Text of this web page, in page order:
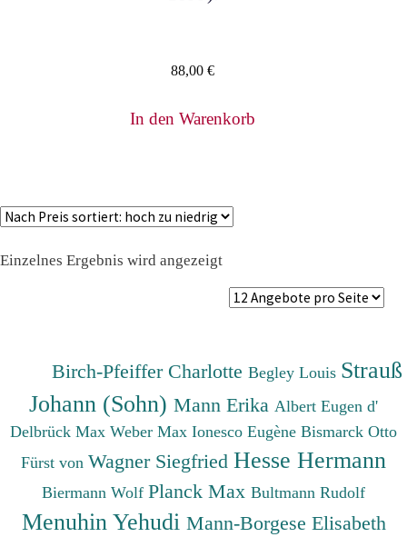
88,00 €
In den Warenkorb
Einzelnes Ergebnis wird angezeigt
Birch-Pfeiffer CharlotteBegley Louis Strauß
Johann (Sohn) Mann Erika Albert Eugen d'
Delbrück Max Weber Max Ionesco Eugène Bismarck Otto
Fürst von Wagner Siegfried Hesse Hermann
Biermann Wolf Planck Max Bultmann Rudolf
Menuhin Yehudi Mann-Borgese Elisabeth